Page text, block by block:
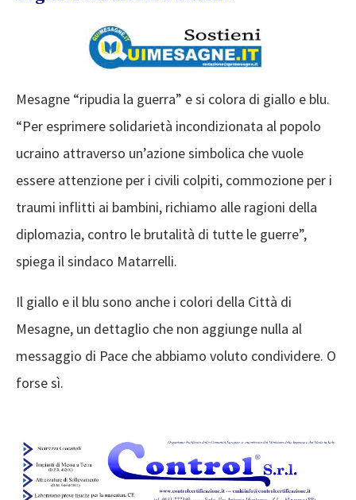
Mesagne “ripudia la guerra” e si colora di giallo e blu.
“Per esprimere solidarietà incondizionata al popolo
ucraino attraverso un’azione simbolica che vuole
essere attenzione per i civili colpiti, commozione per i
traumi inflitti ai bambini, richiamo alle ragioni della
diplomazia, contro le brutalità di tutte le guerre”,
spiega il sindaco Matarrelli.
Il giallo e il blu sono anche i colori della Città di
Mesagne, un dettaglio che non aggiunge nulla al
messaggio di Pace che abbiamo voluto condividere. O
forse sì.